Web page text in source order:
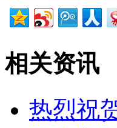
相关资讯
热烈祝